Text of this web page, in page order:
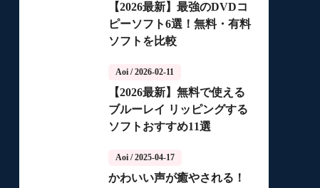
【2026最新】最強のDVDコ
ピーソフト6選！無料・有料
ソフトを比較
Aoi / 2026-02-11
【2026最新】無料で使える
ブルーレイ リッピングする
ソフトおすすめ11選
Aoi / 2025-04-17
かわいい声が癒やされる！